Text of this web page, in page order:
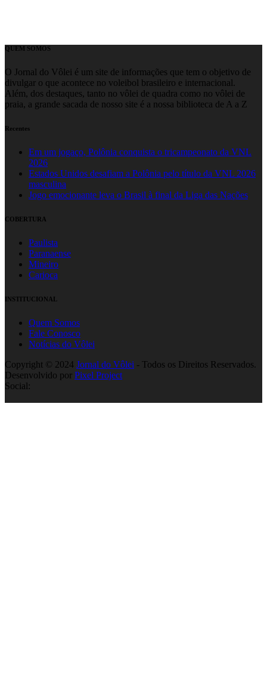
QUEM SOMOS
O Jornal do Vôlei é um site de informações que tem o objetivo de
divulgar o que acontece no voleibol brasileiro e internacional.
Além, dos destaques, tanto no vôlei de quadra como no vôlei de
praia, a grande sacada de nosso site é a nossa biblioteca de A a Z
Recentes
Em um jogaço, Polônia conquista o tricampeonato da VNL
2026
Estados Unidos desafiam a Polônia pelo título da VNL 2026
masculina
Jogo emocionante leva o Brasil à final da Liga das Nações
COBERTURA
Paulista
Paranaense
Mineiro
Carioca
INSTITUCIONAL
Quem Somos
Fale Conosco
Notícias do Vôlei
Copyright © 2024 Jornal do Vôlei - Todos os Direitos Reservados.
Desenvolvido por Pixel Project
Social: